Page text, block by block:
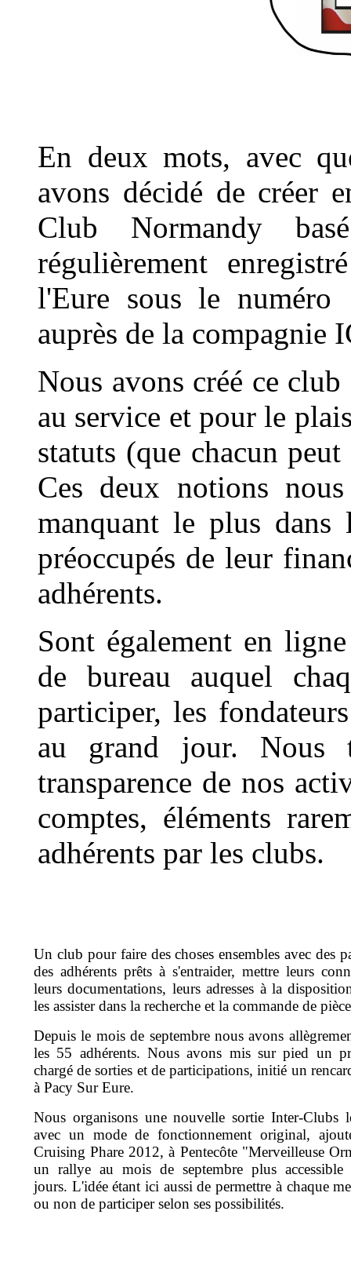
En deux mots, avec
avons décidé de créer
Club Normandy
régulièrement
l'Eure sous le numéro
auprès de la compagnie
Nous avons créé ce
au service et pour le
statuts (que chacun
Ces deux notions
manquant le plus dans
préoccupés de leur
adhérents.
Sont également en
de bureau auquel
participer, les
au grand jour. Nous
transparence de nos
comptes, éléments
adhérents par les clubs.
Un club pour faire des choses ensembles avec des
des adhérents prêts à s'entraider, mettre leurs
leurs documentations, leurs adresses à la
les assister dans la recherche et la commande de
Depuis le mois de septembre nous avons
les 55 adhérents. Nous avons mis sur pied un
chargé de sorties et de participations, initié un
à Pacy Sur Eure.
Nous organisons une nouvelle sortie Inter-Clubs
avec un mode de fonctionnement original,
Cruising Phare 2012, à Pentecôte "Merveilleuse
un rallye au mois de septembre plus accessible
jours. L'idée étant ici aussi de permettre à chaque
ou non de participer selon ses possibilités.